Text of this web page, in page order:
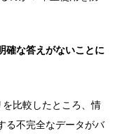
確な答えがないことに
比較したところ、情
る不完全なデータがバ